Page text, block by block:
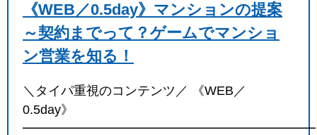
《WEB／0.5day》マンションの提案
～契約までって？ゲームでマンショ
ン営業を知る！
＼タイパ重視のコンテンツ／ 《WEB／
0.5day》
━━━━━━━━━━━━━━━━━━━━━━━